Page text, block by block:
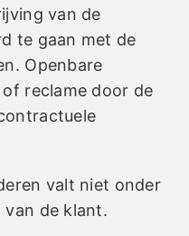
van de
te gaan met de
Openbare
reclame door de
valt niet onder
de klant.